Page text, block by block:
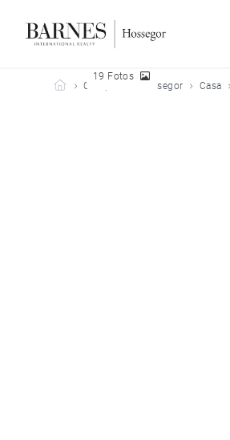
Barnes Hossegor
Comprar Hossegor Casa
19 Fotos